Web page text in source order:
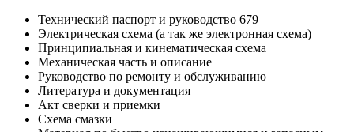
Технический паспорт и руководство 679
Электрическая схема (а так же электронная схема)
Принципиальная и кинематическая схема
Механическая часть и описание
Руководство по ремонту и обслуживанию
Литература и документация
Акт сверки и приемки
Схема смазки